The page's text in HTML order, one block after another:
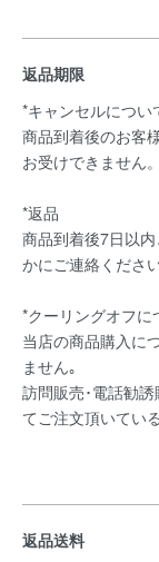
返品期限
*キャンセルについ
商品到着後のお客
お受けできません。
*返品
商品到着後7日以
かにご連絡ください
*クーリングオフに
当店の商品購入に
ません｡
訪問販売･電話勧
てご注文頂いてい
返品送料